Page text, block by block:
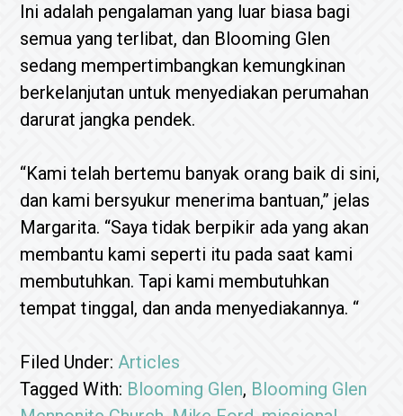
Ini adalah pengalaman yang luar biasa bagi
semua yang terlibat, dan Blooming Glen
sedang mempertimbangkan kemungkinan
berkelanjutan untuk menyediakan perumahan
darurat jangka pendek.
“Kami telah bertemu banyak orang baik di sini,
dan kami bersyukur menerima bantuan,” jelas
Margarita. “Saya tidak berpikir ada yang akan
membantu kami seperti itu pada saat kami
membutuhkan. Tapi kami membutuhkan
tempat tinggal, dan anda menyediakannya. “
Filed Under:Articles
Tagged With: Blooming Glen, Blooming Glen